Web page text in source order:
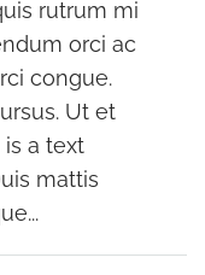
rutrum mi
orci ac
congue.
Ut et
is a text
mattis